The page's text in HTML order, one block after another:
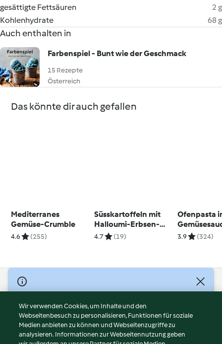
gesättigte Fettsäuren
2 g
Kohlenhydrate
68 g
Auch enthalten in
Farbenspiel - Bunt wie der Geschmack
15 Rezepte
Österreich
Das könnte dir auch gefallen
Mediterranes
Gemüse-Crumble
4.6 (255)
Süsskartoffeln mit
Halloumi-Erbsen-
Topping und Kefir-
4.7 (19)
Ofenpasta
3.9 (324)
© Copyright 2026
Nutzungsbedingungen
Datenschutzrichtlinien
Disclaimer
Wir verwenden Cookies, um Inhalte und den
Webseitenbesuch zu personalisieren, Funktionen für soziale
Medien anbieten zu können und Webseitenzugriffe zu
analysieren. Informationen zur Webseitennutzung geben